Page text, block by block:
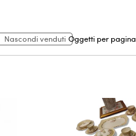
Nascondi venduti Oggetti per pagina